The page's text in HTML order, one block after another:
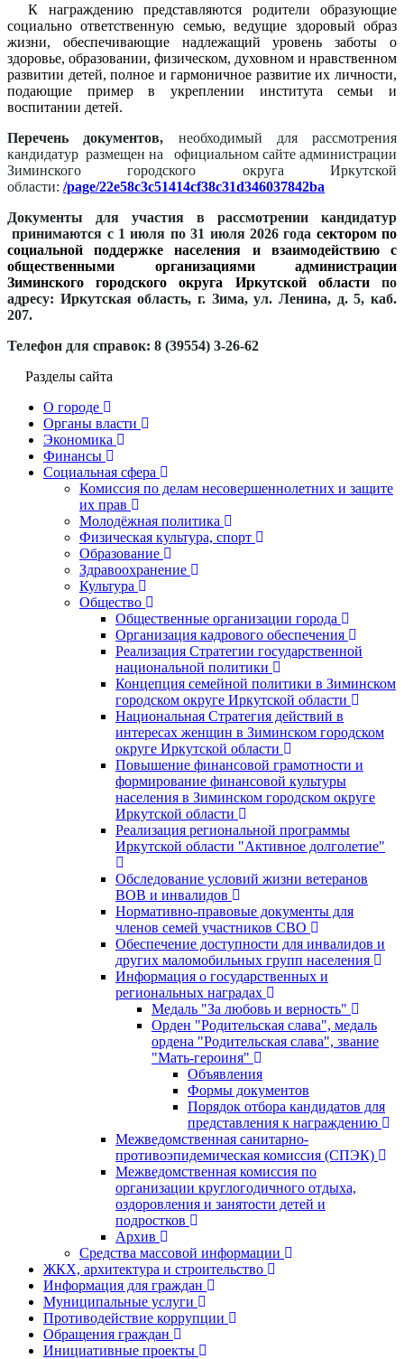
К награждению представляются родители образующие
социально ответственную семью, ведущие здоровый образ
жизни, обеспечивающие надлежащий уровень заботы о
здоровье, образовании, физическом, духовном и нравственном
развитии детей, полное и гармоничное развитие их личности,
подающие пример в укреплении института семьи и
воспитании детей.
Перечень документов, необходимый для рассмотрения
кандидатур размещен на
официальном сайте администрации
Зиминского городского округа Иркутской
области: /page/22e58c3c51414cf38c31d346037842ba
Документы для участия в рассмотрении кандидатур
принимаются с 1 июля по 31 июля 2026 года сектором по
социальной поддержке населения и взаимодействию с
общественными организациями администрации
Зиминского городского округа Иркутской областипо
адресу: Иркутская область, г. Зима, ул. Ленина, д. 5, каб.
207.
Телефон для справок: 8 (39554) 3-26-62
Разделы сайта
О городе
Органы власти
Экономика
Финансы
Социальная сфера
Комиссия по делам несовершеннолетних и защите
их прав
Молодёжная политика
Физическая культура, спорт
Образование
Здравоохранение
Культура
Общество
Общественные организации города
Организация кадрового обеспечения
Реализация Стратегии государственной
национальной политики
Концепция семейной политики в Зиминском
городском округе Иркутской области
Национальная Стратегия действий в
интересах женщин в Зиминском городском
округе Иркутской области
Повышение финансовой грамотности и
формирование финансовой культуры
населения в Зиминском городском округе
Иркутской области
Реализация региональной программы
Иркутской области "Активное долголетие"
Обследование условий жизни ветеранов
ВОВ и инвалидов
Нормативно-правовые документы для
членов семей участников СВО
Обеспечение доступности для инвалидов и
других маломобильных групп населения
Информация о государственных и
региональных наградах
Медаль "За любовь и верность"
Орден "Родительская слава", медаль
ордена "Родительская слава", звание
"Мать-героиня"
Объявления
Формы документов
Порядок отбора кандидатов для
представления к награждению
Межведомственная санитарно-
противоэпидемическая комиссия (СПЭК)
Межведомственная комиссия по
организации круглогодичного отдыха,
оздоровления и занятости детей и
подростков
Архив
Средства массовой информации
ЖКХ, архитектура и строительство
Информация для граждан
Муниципальные услуги
Противодействие коррупции
Обращения граждан
Инициативные проекты